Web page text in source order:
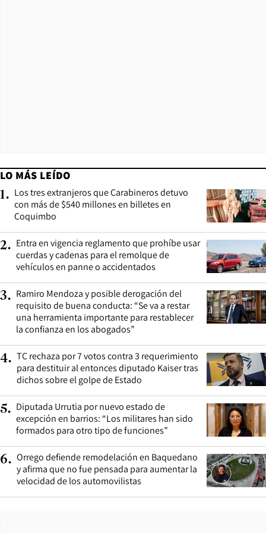
LO MÁS LEÍDO
1. Los tres extranjeros que Carabineros detuvo
con más de $540 millones en billetes en
Coquimbo
2. Entra en vigencia reglamento que prohíbe usar
cuerdas y cadenas para el remolque de
vehículos en panne o accidentados
3. Ramiro Mendoza y posible derogación del
requisito de buena conducta: “Se va a restar
una herramienta importante para restablecer
la confianza en los abogados”
4. TC rechaza por 7 votos contra 3 requerimiento
para destituir al entonces diputado Kaiser tras
dichos sobre el golpe de Estado
5. Diputada Urrutia por nuevo estado de
excepción en barrios: “Los militares han sido
formados para otro tipo de funciones”
6. Orrego defiende remodelación en Baquedano
y afirma que no fue pensada para aumentar la
velocidad de los automovilistas